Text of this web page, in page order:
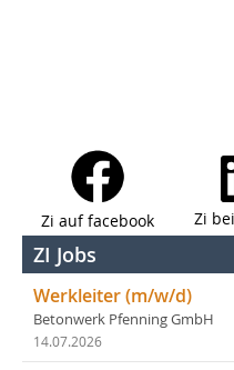
Zi auf facebook Zi
ZI Jobs
Werkleiter (m/w/d)
Betonwerk Pfenning GmbH
14.07.2026